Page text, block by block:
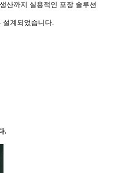
산까지 실용적인 포장 솔루션
계되었습니다.
.